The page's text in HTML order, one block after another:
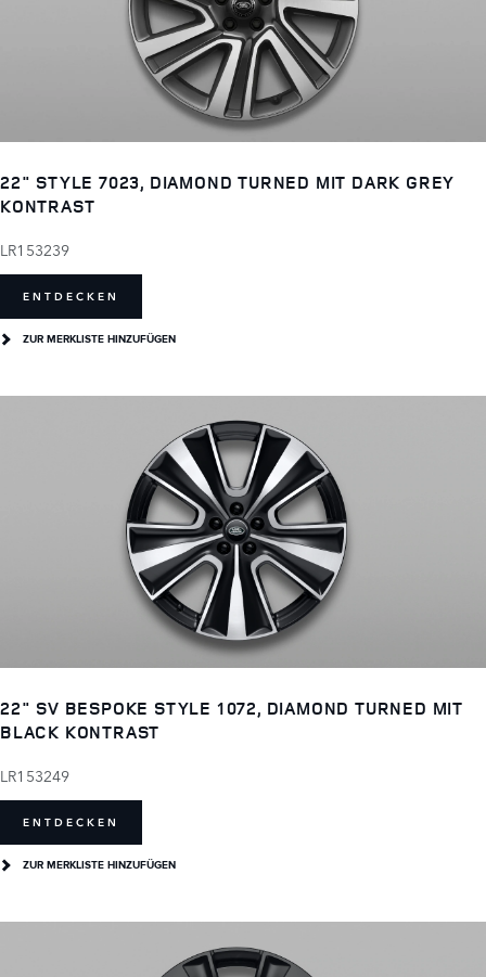
22" STYLE 7023, DIAMOND TURNED MIT DARK GREY
KONTRAST
LR153239
ENTDECKEN
ZUR MERKLISTE HINZUFÜGEN
22" SV BESPOKE STYLE 1072, DIAMOND TURNED MIT
BLACK KONTRAST
LR153249
ENTDECKEN
ZUR MERKLISTE HINZUFÜGEN